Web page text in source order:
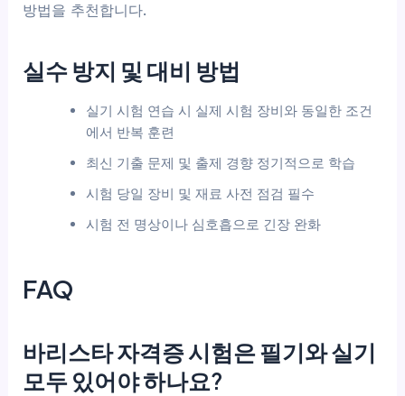
방법을 추천합니다.
실수 방지 및 대비 방법
실기 시험 연습 시 실제 시험 장비와 동일한 조건
에서 반복 훈련
최신 기출 문제 및 출제 경향 정기적으로 학습
시험 당일 장비 및 재료 사전 점검 필수
시험 전 명상이나 심호흡으로 긴장 완화
FAQ
바리스타 자격증 시험은 필기와 실기
모두 있어야 하나요?